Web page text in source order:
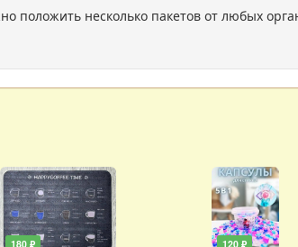
положить несколько пакетов от любых
180 ₽ 120 ₽